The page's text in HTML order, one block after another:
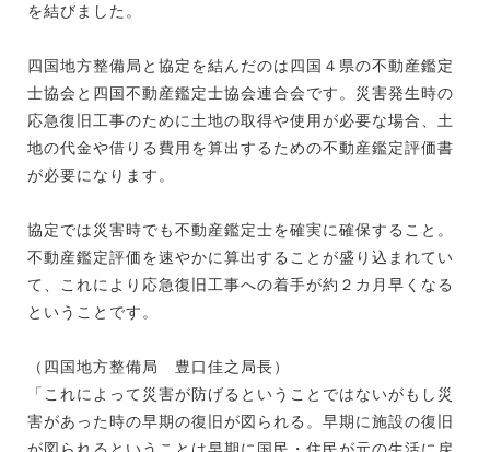
を結びました。
四国地方整備局と協定を結んだのは四国４県の不動産鑑定
士協会と四国不動産鑑定士協会連合会です。災害発生時の
応急復旧工事のために土地の取得や使用が必要な場合、土
地の代金や借りる費用を算出するための不動産鑑定評価書
が必要になります。
協定では災害時でも不動産鑑定士を確実に確保すること。
不動産鑑定評価を速やかに算出することが盛り込まれてい
て、これにより応急復旧工事への着手が約２カ月早くなる
ということです。
（四国地方整備局 豊口佳之局長）
「これによって災害が防げるということではないがもし災
害があった時の早期の復旧が図られる。早期に施設の復旧
が図られるということは早期に国民・住民が元の生活に戻